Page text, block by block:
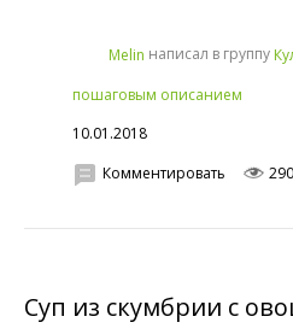
Melin написал в группу
пошаговым описанием
10.01.2018
Комментировать
Суп из скумбрии с